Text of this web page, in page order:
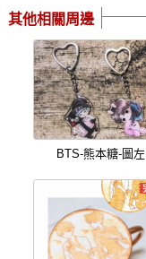
其他相關周邊
BTS-熊本糖-圖左